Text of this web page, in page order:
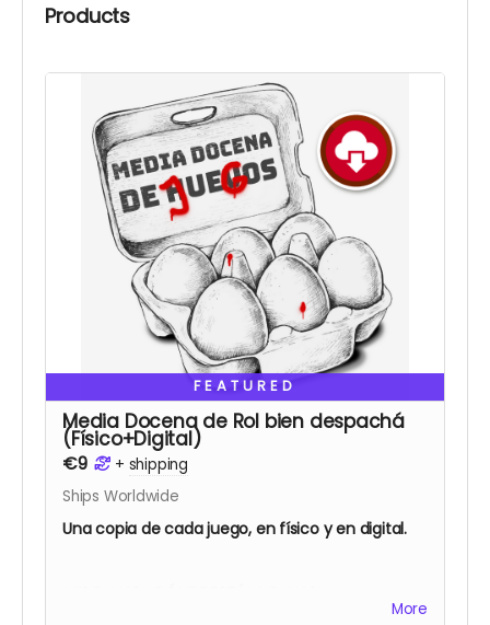
Products
FEATURED
Media Docena de Rol bien despachá
(Físico+Digital)
€9 + shipping
Ships Worldwide
Una copia de cada juego, en físico y en digital.
More